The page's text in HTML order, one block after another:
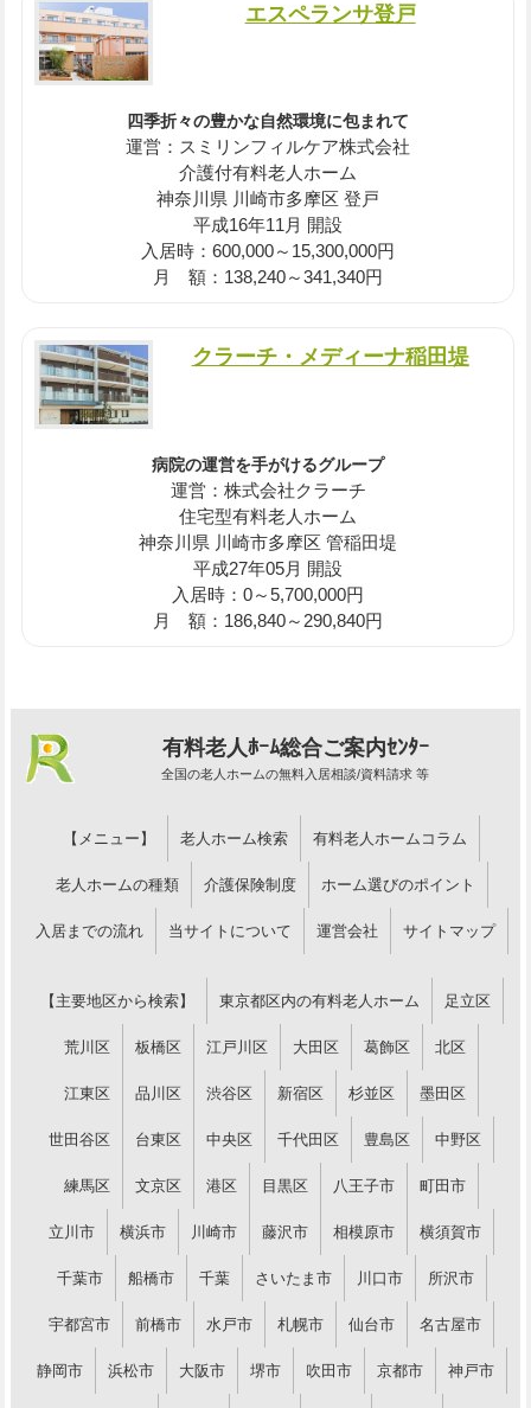
エスペランサ登戸
四季折々の豊かな自然環境に包まれて
運営：スミリンフィルケア株式会社
介護付有料老人ホーム
神奈川県 川崎市多摩区 登戸
平成16年11月 開設
入居時：600,000～15,300,000円
月 額：138,240～341,340円
クラーチ・メディーナ稲田堤
病院の運営を手がけるグループ
運営：株式会社クラーチ
住宅型有料老人ホーム
神奈川県 川崎市多摩区 管稲田堤
平成27年05月 開設
入居時：0～5,700,000円
月 額：186,840～290,840円
有料老人ﾎｰﾑ総合ご案内ｾﾝﾀｰ
全国の老人ホームの無料入居相談/資料請求 等
【メニュー】 老人ホーム検索 有料老人ホームコラム
老人ホームの種類 介護保険制度 ホーム選びのポイント
入居までの流れ 当サイトについて 運営会社 サイトマップ
【主要地区から検索】 東京都区内の有料老人ホーム 足立区
荒川区 板橋区 江戸川区 大田区 葛飾区 北区
江東区 品川区 渋谷区 新宿区 杉並区 墨田区
世田谷区 台東区 中央区 千代田区 豊島区 中野区
練馬区 文京区 港区 目黒区 八王子市 町田市
立川市 横浜市 川崎市 藤沢市 相模原市 横須賀市
千葉市 船橋市 千葉 さいたま市 川口市 所沢市
宇都宮市 前橋市 水戸市 札幌市 仙台市 名古屋市
静岡市 浜松市 大阪市 堺市 吹田市 京都市 神戸市